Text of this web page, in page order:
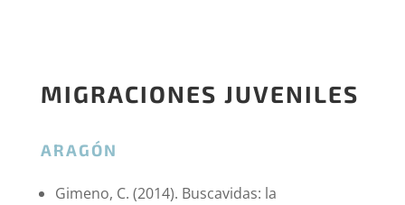
MIGRACIONES JUVENILES
ARAGÓN
Gimeno, C. (2014). Buscavidas: la